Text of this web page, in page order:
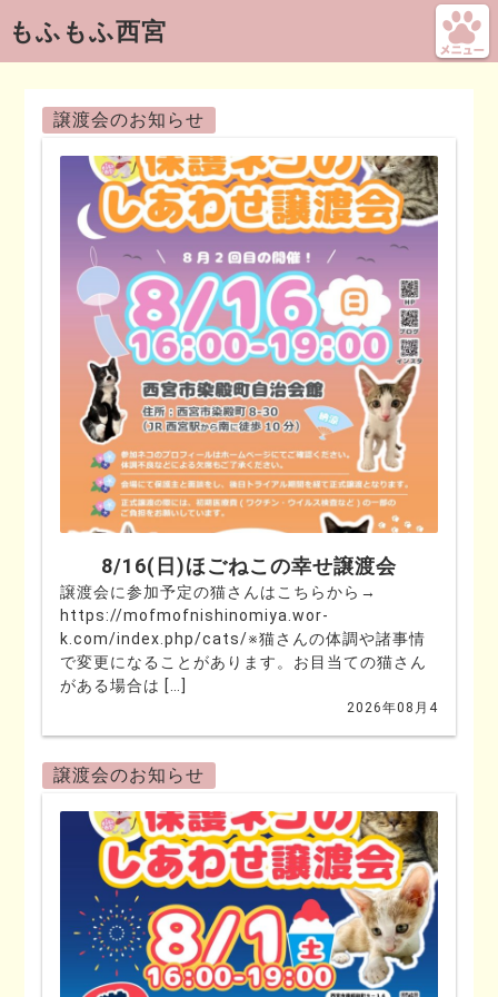
もふもふ西宮
譲渡会のお知らせ
8/16(日)ほごねこの幸せ譲渡会
譲渡会に参加予定の猫さんはこちらから→
https://mofmofnishinomiya.wor-
k.com/index.php/cats/※猫さんの体調や諸事情
で変更になることがあります。お目当ての猫さん
がある場合は […]
2026年08月4
譲渡会のお知らせ